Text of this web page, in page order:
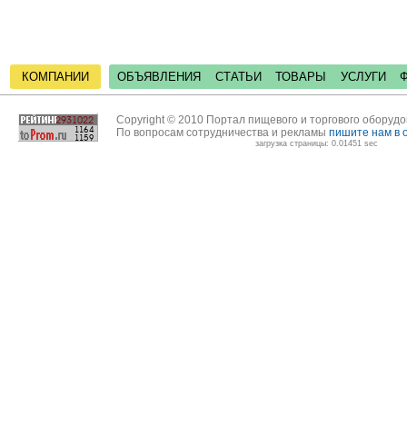
КОМПАНИИ ОБЪЯВЛЕНИЯ СТАТЬИ ТОВАРЫ УСЛУГИ
Copyright © 2010 Портал пищевого и торгового
По вопросам сотрудничества и рекламы пишите нам в
загрузка страницы: 0.01451 sec